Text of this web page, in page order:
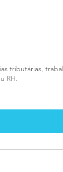
tributárias,
RH.